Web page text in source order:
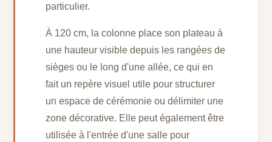
particulier.
À 120 cm, la colonne place son plateau à
une hauteur visible depuis les rangées de
sièges ou le long d'une allée, ce qui en
fait un repère visuel utile pour structurer
un espace de cérémonie ou délimiter une
zone décorative. Elle peut également être
utilisée à l'entrée d'une salle pour